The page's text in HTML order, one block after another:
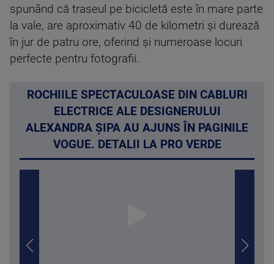
spunând că traseul pe bicicletă este în mare parte
la vale, are aproximativ 40 de kilometri și durează
în jur de patru ore, oferind și numeroase locuri
perfecte pentru fotografii.
ROCHIILE SPECTACULOASE DIN CABLURI
ELECTRICE ALE DESIGNERULUI
ALEXANDRA ȘIPA AU AJUNS ÎN PAGINILE
VOGUE. DETALII LA PRO VERDE